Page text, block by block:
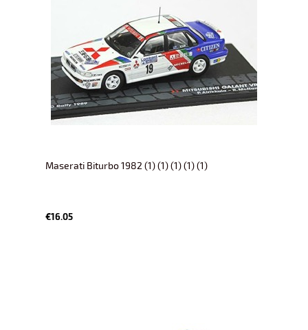
Maserati Biturbo 1982 (1) (1) (1) (1) (1)
€16.05